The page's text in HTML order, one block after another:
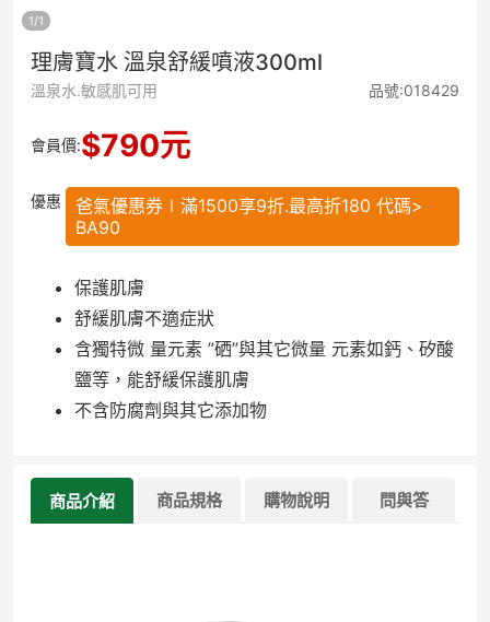
1/1
理膚寶水 溫泉舒緩噴液300ml
溫泉水.敏感肌可用 品號:018429
會員價:$790元
優惠
爸氣優惠券∣滿1500享9折.最高折180 代碼>
BA90
保護肌膚
舒緩肌膚不適症狀
含獨特微 量元素 ”硒”與其它微量 元素如鈣、矽酸
鹽等，能舒緩保護肌膚
不含防腐劑與其它添加物
商品介紹 商品規格 購物說明 問與答